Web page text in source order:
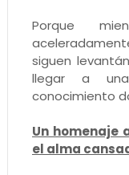
Porque
siguen
llegar a
conocimiento
Un homenaje
el alma